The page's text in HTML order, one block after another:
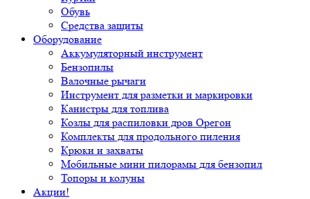
Обувь
Средства защиты
Оборудование
Аккумуляторный инструмент
Бензопилы
Валочные рычаги
Инструмент для разметки и маркировки
Канистры для топлива
Козлы для распиловки дров Орегон
Комплекты для продольного пиления
Крюки и захваты
Мобильные мини пилорамы для бензопил
Топоры и колуны
Акции!